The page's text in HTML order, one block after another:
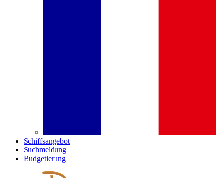
Schiffsangebot
Suchmeldung
Budgetierung